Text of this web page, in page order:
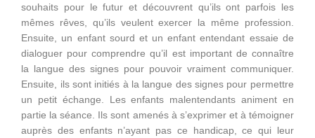
souhaits pour le futur et découvrent qu’ils ont parfois les
mêmes rêves, qu’ils veulent exercer la même profession.
Ensuite, un enfant sourd et un enfant entendant essaie de
dialoguer pour comprendre qu’il est important de connaître
la langue des signes pour pouvoir vraiment communiquer.
Ensuite, ils sont initiés à la langue des signes pour permettre
un petit échange. Les enfants malentendants animent en
partie la séance. Ils sont amenés à s’exprimer et à témoigner
auprès des enfants n’ayant pas ce handicap, ce qui leur